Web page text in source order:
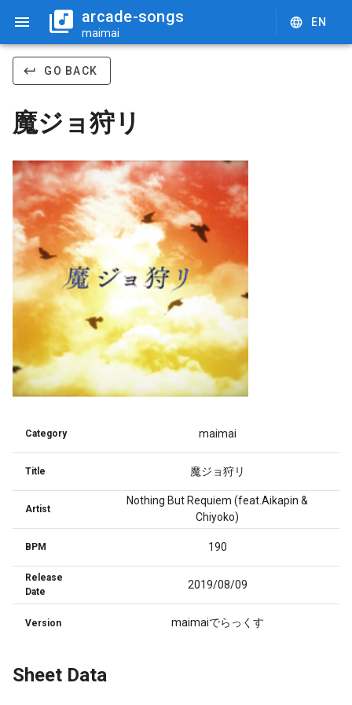
arcade-songs
maimai
EN
GO BACK
魔ジョ狩リ
Category maimai
Title 魔ジョ狩リ
Artist
Nothing But Requiem (feat.Aikapin &
Chiyoko)
BPM 190
Release
Date
2019/08/09
Version maimaiでらっくす
Sheet Data